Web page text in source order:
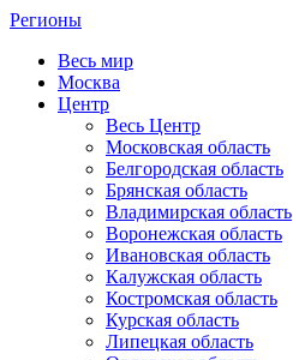
Регионы
Весь мир
Москва
Центр
Весь Центр
Московская область
Белгородская область
Брянская область
Владимирская область
Воронежская область
Ивановская область
Калужская область
Костромская область
Курская область
Липецкая область